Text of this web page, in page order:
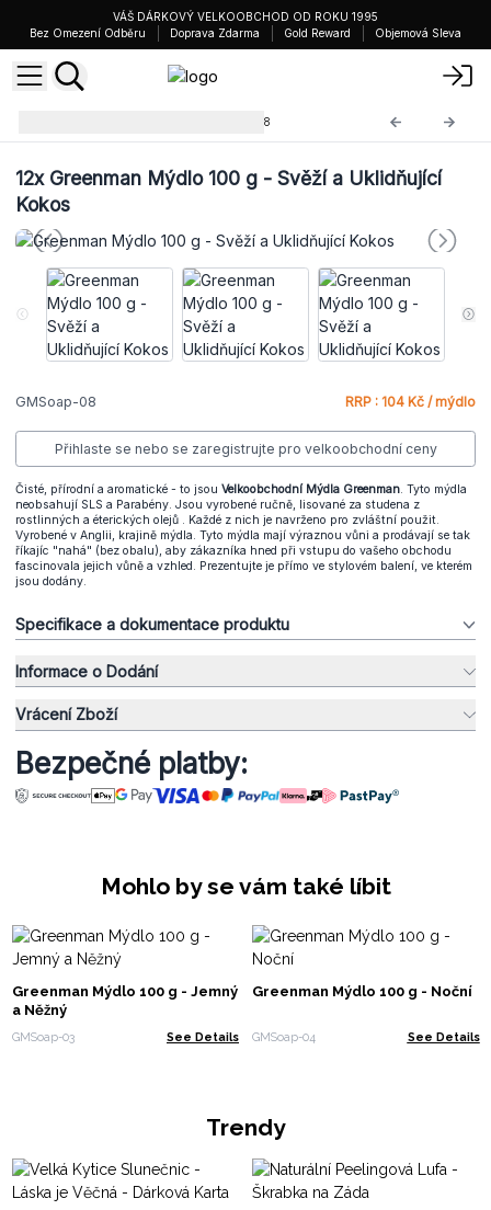
VÁŠ DÁRKOVÝ VELKOOBCHOD OD ROKU 1995
Bez Omezení Odběru
Doprava Zdarma Gold Reward Objemová Sleva
GMSoap-08
12xGreenman Mýdlo 100 g - Svěží a Uklidňující
Kokos
GMSoap-08 RRP : 104 Kč / mýdlo
Přihlaste se nebo se zaregistrujte pro velkoobchodní ceny
Čisté, přírodní a aromatické - to jsou Velkoobchodní Mýdla Greenman. Tyto mýdla
neobsahují SLS a Parabény. Jsou vyrobené ručně, lisované za studena z
rostlinných a éterických olejů . Každé z nich je navrženo pro zvláštní použit.
Vyrobené v Anglii, krajině mýdla. Tyto mýdla mají výraznou vůni a prodávají se tak
říkajíc "nahá" (bez obalu), aby zákazníka hned při vstupu do vašeho obchodu
fascinovala jejich vůně a vzhled. Prezentujte je přímo ve stylovém balení, ve kterém
jsou dodány.
Specifikace a dokumentace produktu
Informace o Dodání
Vrácení Zboží
Bezpečné platby:
Mohlo by se vám také líbit
Greenman Mýdlo 100 g - Jemný
a Něžný
GMSoap-03 See Details
Greenman Mýdlo 100 g - Noční
GMSoap-04 See Details
Trendy